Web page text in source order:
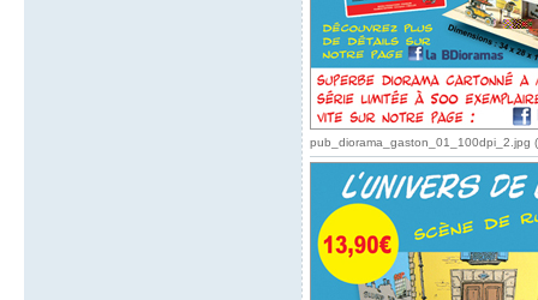
pub_diorama_gaston_01_100dpi_2.jpg